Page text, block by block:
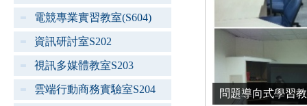
電競專業實習教室(S604)
資訊研討室S202
視訊多媒體教室S203
雲端行動商務實驗室S204 問題導向式學習